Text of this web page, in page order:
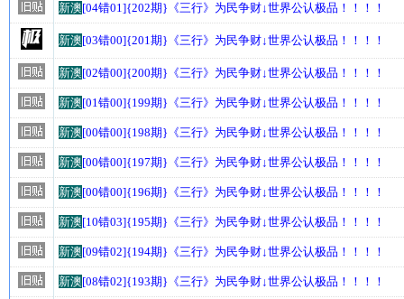
新澳[04错01]{202期}《三行》为民争财↓世界公认极品！！！！
新澳[03错00]{201期}《三行》为民争财↓世界公认极品！！！！
新澳[02错00]{200期}《三行》为民争财↓世界公认极品！！！！
新澳[01错00]{199期}《三行》为民争财↓世界公认极品！！！！
新澳[00错00]{198期}《三行》为民争财↓世界公认极品！！！！
新澳[00错00]{197期}《三行》为民争财↓世界公认极品！！！！
新澳[00错00]{196期}《三行》为民争财↓世界公认极品！！！！
新澳[10错03]{195期}《三行》为民争财↓世界公认极品！！！！
新澳[09错02]{194期}《三行》为民争财↓世界公认极品！！！！
新澳[08错02]{193期}《三行》为民争财↓世界公认极品！！！！